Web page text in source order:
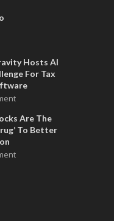
Hosts AI
For Tax
Are The
To Better